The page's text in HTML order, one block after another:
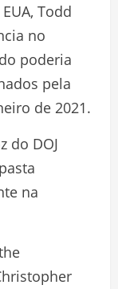
Todd
no
poderia
pela
de 2021.
do DOJ
na